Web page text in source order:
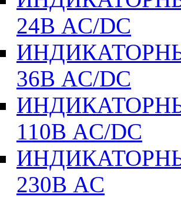
24В AC/DC
36В AC/DC
110В AC/DC
230В AC